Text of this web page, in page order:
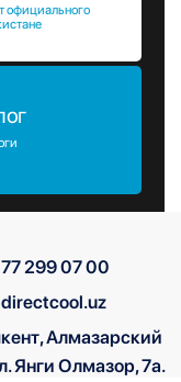
официального
299 07 00
Алмазарский
Янги Олмазор, 7а.